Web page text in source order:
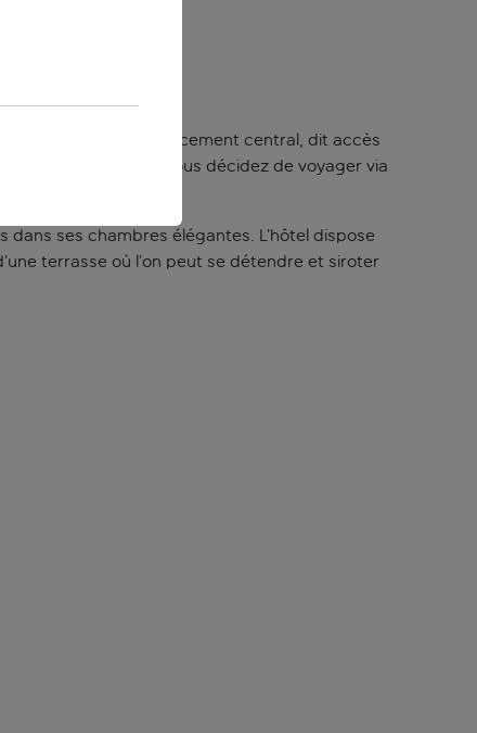
familles. Qui dit emplacement central, dit accès
en voiture) : si vous décidez de voyager via
ses chambres élégantes. L’hôtel dispose
terrasse où l’on peut se détendre et siroter